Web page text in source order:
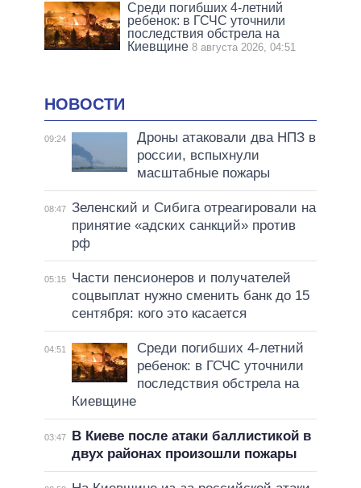
Среди погибших 4-летний
ребенок: в ГСЧС уточнили
последствия обстрела на
Киевщине 8 августа 2026, 04:51
НОВОСТИ
09:24
Дроны атаковали два НПЗ в
россии, вспыхнули
масштабные пожары
08:47 Зеленский и Сибига отреагировали на
принятие «адских санкций» против
рф
05:15
Части пенсионеров и получателей
соцвыплат нужно сменить банк до 15
сентября: кого это касается
04:51
Среди погибших 4-летний
ребенок: в ГСЧС уточнили
последствия обстрела на
Киевщине
03:47
В Киеве после атаки баллистикой в
двух районах произошли пожары